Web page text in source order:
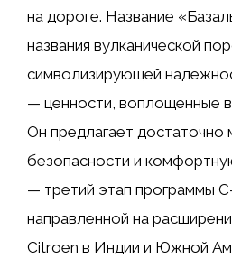
на дороге. Название
названия вулканической
символизирующей
— ценности, воплощенные
Он предлагает достаточно
безопасности и
— третий этап программы
направленной на
Citroen в Индии и Южной